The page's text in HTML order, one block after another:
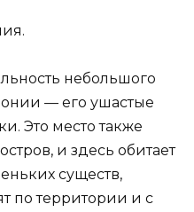
небольшого
— его ушастые
Это место также
и здесь обитает
существ,
по территории и с